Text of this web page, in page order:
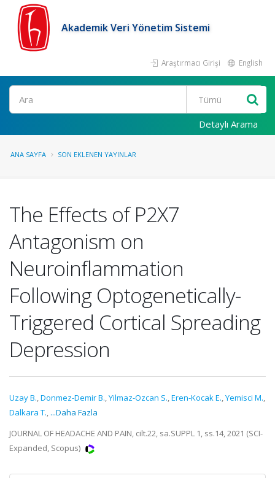
Akademik Veri Yönetim Sistemi
Araştırmacı Girişi English
Ara
Detaylı Arama
ANA SAYFA SON EKLENEN YAYINLAR
The Effects of P2X7
Antagonism on
Neuroinflammation
Following Optogenetically-
Triggered Cortical Spreading
Depression
Uzay B.,Donmez-Demir B.,Yilmaz-Ozcan S.,Eren-Kocak E.,Yemisci M.,
Dalkara T., ...Daha Fazla
JOURNAL OF HEADACHE AND PAIN, cilt.22, sa.SUPPL 1, ss.14, 2021 (SCI-
Expanded, Scopus)